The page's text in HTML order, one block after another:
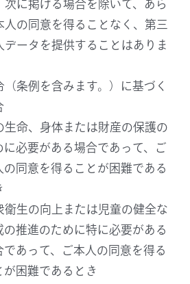
次に掲げる場合を除いて、あら
人の同意を得ることなく、第三
データを提供することはありま
条例を含みます。）に基づく
命、身体または財産の保護の
に必要がある場合であって、ご
の同意を得ることが困難である
生の向上または児童の健全な
の推進のために特に必要がある
であって、ご本人の同意を得る
が困難であるとき